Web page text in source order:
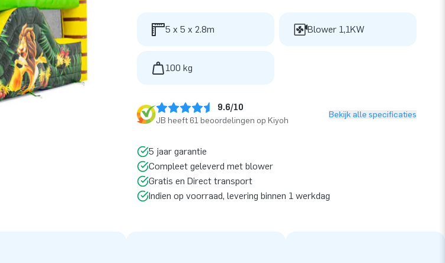
5 x 5 x 2.8m Blower 1,1KW
100 kg
9.6/10
JB heeft 61 beoordelingen op Kiyoh
Bekijk alle specificaties
5 jaar garantie
Compleet geleverd met blower
Gratis en Direct transport
Indien op voorraad, levering binnen 1 werkdag